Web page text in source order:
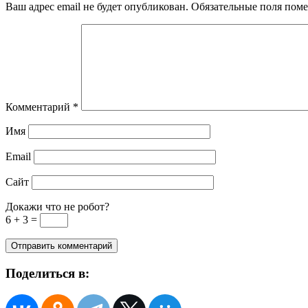
Ваш адрес email не будет опубликован. Обязательные поля
Комментарий *
Имя
Email
Сайт
Докажи что не робот?
6 + 3 =
Поделиться в: